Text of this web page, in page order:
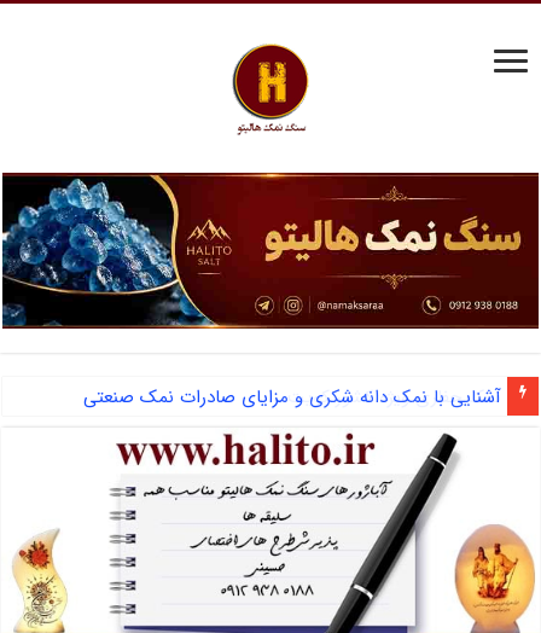
آشنایی با نمک دانه شکری و مزایای صادرات نمک صنعتی